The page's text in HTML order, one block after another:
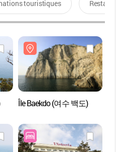
touristiques Restaurants
Île Baekdo (여수 백도)